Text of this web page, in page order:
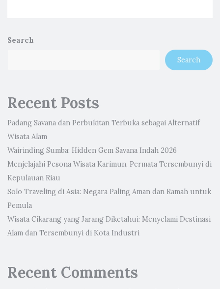
Search
Search
Recent Posts
Padang Savana dan Perbukitan Terbuka sebagai Alternatif
Wisata Alam
Wairinding Sumba: Hidden Gem Savana Indah 2026
Menjelajahi Pesona Wisata Karimun, Permata Tersembunyi di
Kepulauan Riau
Solo Traveling di Asia: Negara Paling Aman dan Ramah untuk
Pemula
Wisata Cikarang yang Jarang Diketahui: Menyelami Destinasi
Alam dan Tersembunyi di Kota Industri
Recent Comments